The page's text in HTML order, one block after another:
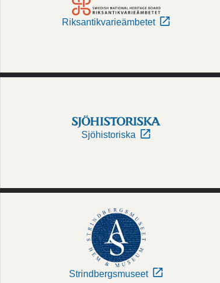
Riksantikvarieämbetet
Sjöhistoriska
Strindbergsmuseet